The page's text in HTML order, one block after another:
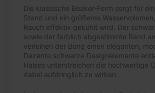
Die klassische Beaker-Form sorgt für
Stand und ein größeres
Rauch effektiv gekühlt wird. Der
sowie der farblich abgestimmte Rand
verleihen der Bong einen eleganten,
Dezente schwarze Designelemente
Halses unterstreichen die hochwertige
dabei aufdringlich zu wirken.